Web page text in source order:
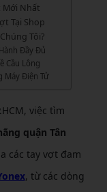
Mới Nhất
Tại Shop
Tôi?
Đầy Đủ
Cầu Lông
Máy Điện Tử
việc tìm
quận Tân
các tay vợt đam
, từ các dòng